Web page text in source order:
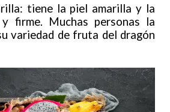
tiene la piel amarilla y la
firme. Muchas personas la
variedad de fruta del dragón